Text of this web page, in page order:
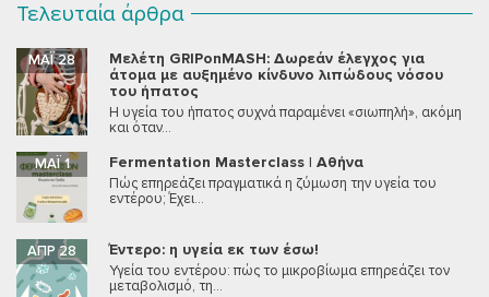
Τελευταία άρθρα
Μελέτη GRIPonMASH: Δωρεάν έλεγχος για
άτομα με αυξημένο κίνδυνο λιπώδους νόσου
του ήπατος
ΜΆΙ 28
Η υγεία του ήπατος συχνά παραμένει «σιωπηλή», ακόμη
και όταν...
Fermentation Masterclass | Αθήνα
ΜΆΙ 1
Πώς επηρεάζει πραγματικά η ζύμωση την υγεία του
εντέρου; Έχει...
Έντερο: η υγεία εκ των έσω!
ΑΠΡ 28
Υγεία του εντέρου: πώς το μικροβίωμα επηρεάζει τον
μεταβολισμό, τη...